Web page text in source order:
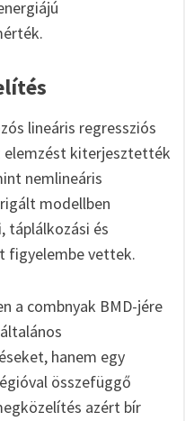
lineáris regressziós
elemzést kiterjesztették
nemlineáris
modellben
táplálkozási és
figyelembe vettek.
a combnyak BMD-jére
hanem egy
összefüggő
azért bír